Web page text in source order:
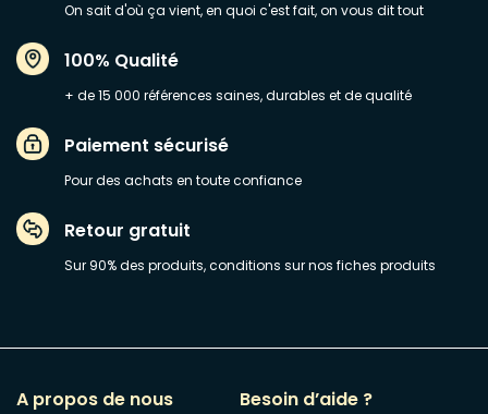
On sait d'où ça vient, en quoi c'est fait, on vous dit tout
100% Qualité
+ de 15 000 références saines, durables et de qualité
Paiement sécurisé
Pour des achats en toute confiance
Retour gratuit
Sur 90% des produits, conditions sur nos fiches produits
A propos de nous Besoin d’aide ?